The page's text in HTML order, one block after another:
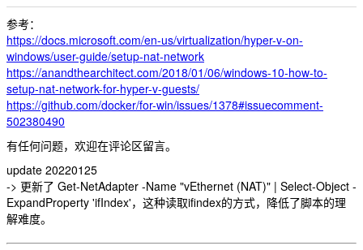
参考：
https://docs.microsoft.com/en-us/virtualization/hyper-v-on-
windows/user-guide/setup-nat-network
https://anandthearchitect.com/2018/01/06/windows-10-how-to-
setup-nat-network-for-hyper-v-guests/
https://github.com/docker/for-win/issues/1378#issuecomment-
502380490
有任何问题，欢迎在评论区留言。
update 20220125
-> 更新了 Get-NetAdapter -Name "vEthernet (NAT)" | Select-Object -
ExpandProperty 'ifIndex'，这种读取ifindex的方式，降低了脚本的理
解难度。